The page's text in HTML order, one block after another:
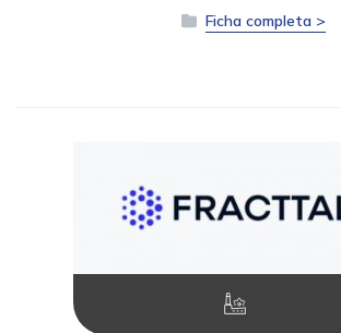
Ficha completa >